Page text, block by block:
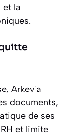
et la
Arkevia
documents,
de ses
et limite